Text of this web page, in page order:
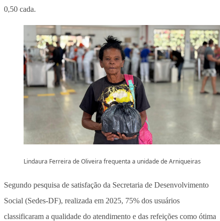
0,50 cada.
Lindaura Ferreira de Oliveira frequenta a unidade de Arniqueiras
Segundo pesquisa de satisfação da Secretaria de Desenvolvimento
Social (Sedes-DF), realizada em 2025, 75% dos usuários
classificaram a qualidade do atendimento e das refeições como ótima